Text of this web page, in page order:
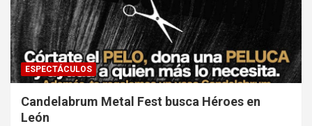
ESPECTÁCULOS
Candelabrum Metal Fest busca Héroes en
León